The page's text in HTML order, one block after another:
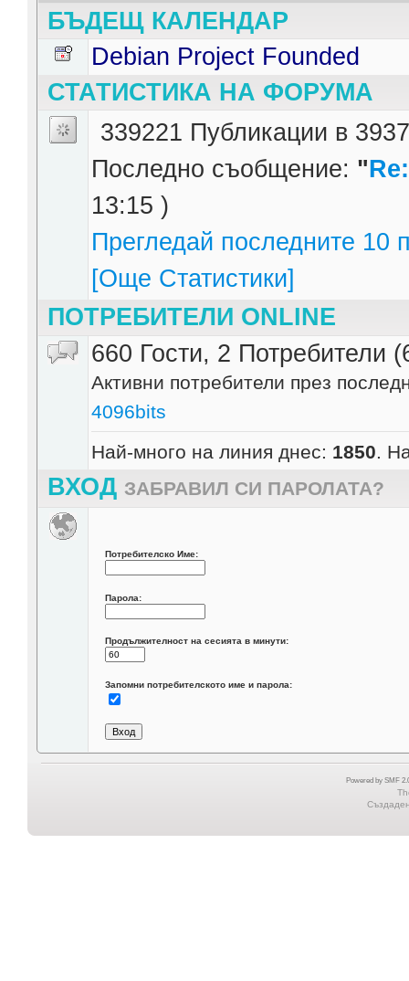
БЪДЕЩ КАЛЕНДАР
Debian Project Founded
СТАТИСТИКА НА ФОРУМА
339221 Публикации в
Последно съобщение: "
13:15 )
Прегледай последните 10
[Още Статистики]
ПОТРЕБИТЕЛИ ONLINE
660 Гости, 2 Потребители
Активни потребители през
4096bits
Най-много на линия днес: 1850.
ВХОД ЗАБРАВИЛ СИ ПАРОЛАТА?
Потребителско Име:
Парола:
Продължителност на сесията в минути:
Запомни потребителското име и парола:
Powered by SMF